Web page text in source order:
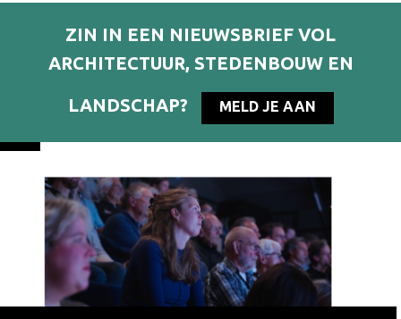
ZIN IN EEN NIEUWSBRIEF VOL
ARCHITECTUUR, STEDENBOUW EN
LANDSCHAP? MELD JE AAN